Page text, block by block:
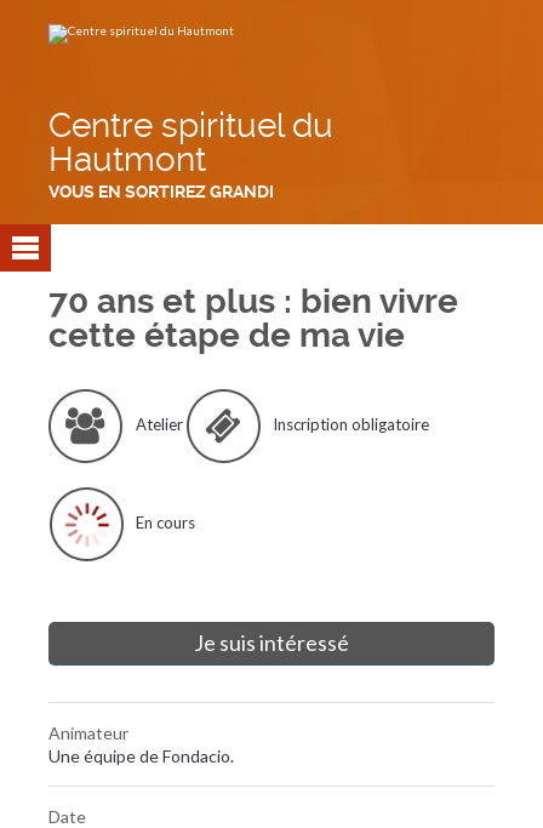
contenu.
Centre spirituel du
Hautmont
VOUS EN SORTIREZ GRANDI
70 ans et plus : bien vivre
cette étape de ma vie
Atelier Inscription obligatoire
En cours
Je suis intéressé
Animateur
Une équipe de Fondacio.
Date